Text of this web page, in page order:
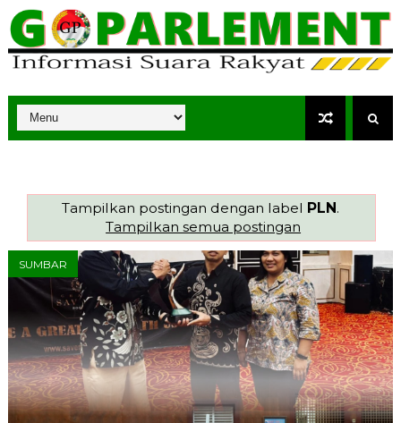
Tampilkan postingan dengan label PLN.
Tampilkan semua postingan
SUMBAR